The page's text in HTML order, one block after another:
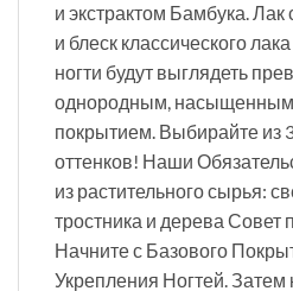
и экстрактом Бамбука. Лак
и блеск классического
ногти будут выглядеть
однородным,
покрытием. Выбирайте из
оттенков! Наши
из растительного сырья:
тростника и дерева
Начните с Базового
Укрепления Ногтей. Затем